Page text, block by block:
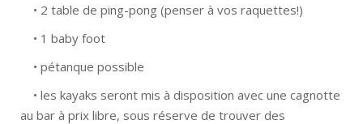
• 2 table de ping-pong (penser à vos raquettes!)
• 1 baby foot
• pétanque possible
• les kayaks seront mis à disposition avec une cagnotte
au bar à prix libre, sous réserve de trouver des